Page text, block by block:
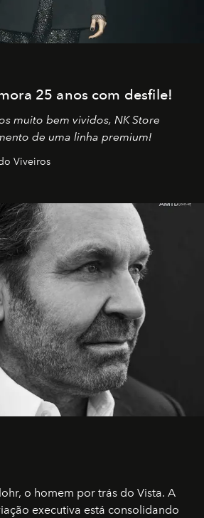
25 anos com desfile!
muito bem vividos, NK Store
de uma linha premium!
Viveiros
o homem por trás do Vista. A
executiva está consolidando